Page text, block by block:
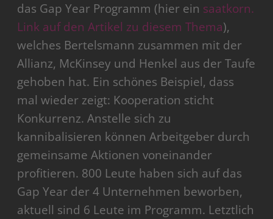
das Gap Year Programm (hier ein saatkorn.
Link auf den Artikel zu diesem Thema),
welches Bertelsmann zusammen mit der
Allianz, McKinsey und Henkel aus der Taufe
gehoben hat. Ein schönes Beispiel, dass
mal wieder zeigt: Kooperation sticht
Konkurrenz. Anstelle sich zu
kannibalisieren können Arbeitgeber durch
gemeinsame Aktionen voneinander
profitieren. 800 Leute haben sich auf das
Gap Year der 4 Unternehmen beworben,
aktuell sind 6 Leute im Programm. Letztlich